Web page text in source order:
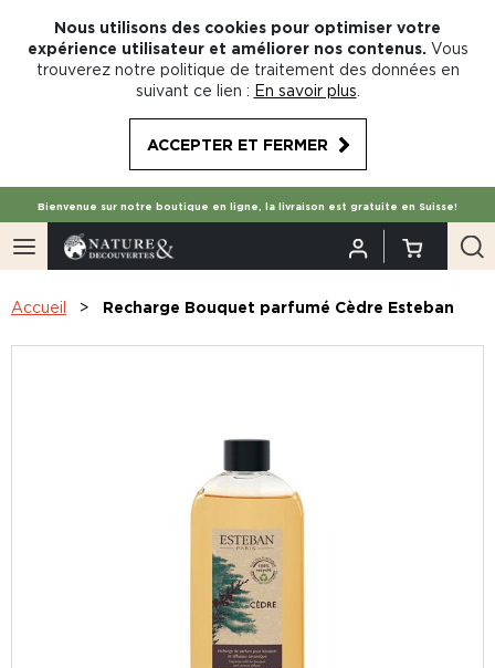
Nous utilisons des cookies pour optimiser votre
expérience utilisateur et améliorer nos contenus. Vous
trouverez notre politique de traitement des données en
suivant ce lien : En savoir plus
ACCEPTER ET FERMER
Bienvenue sur notre boutique en ligne, la livraison est gratuite en Suisse!
Accueil Recharge Bouquet parfumé Cèdre Esteban